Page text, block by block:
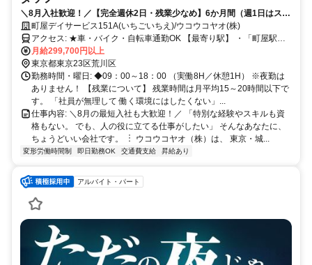
＼8月入社歓迎！／【完全週休2日・残業少なめ】6か月間（週1日はスク
ール受講）で、お給料をもらいながら会社負担で「介護職員初任者研
修」を取得できちゃいます！
町屋デイサービス151A(いちごいちえ)/ウコウコヤオ(株)
アクセス: ★車・バイク・自転車通勤OK 【最寄り駅】 ・「町屋駅前
駅」より徒歩12分 ・「荒川七丁目駅」より徒歩12分 ・「町屋駅」よ
り自転車5分 ・「千住大橋駅」より自転車10分 ・「北千住駅」より
自転車12分 【本社（2次面接場所）】 ・「入谷駅」より徒歩3分 ・
「鶯谷駅」より徒歩9分 ・「上野駅」より徒歩11分
月給299,700円以上
東京都東京23区荒川区
勤務時間・曜日: ◆09：00～18：00 （実働8H／休憩1H） ※夜勤は
ありません！ 【残業について】 残業時間は月平均15～20時間以下で
す。 「社員が無理して 働く環境にはしたくない」...
仕事内容: ＼8月の最短入社も大歓迎！／ 「特別な経験やスキルも資
格もない。 でも、人の役に立てる仕事がしたい」 そんなあなたに、
ちょうどいい会社です。 ︙ ウコウコヤオ（株）は、 東京・城...
変形労働時間制 即日勤務OK 交通費支給 昇給あり
アルバイト・パート